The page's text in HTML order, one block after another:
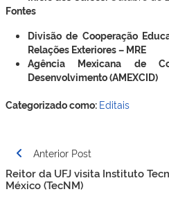
Fontes
Divisão de Cooperação
Relações Exteriores – MRE
Agência Mexicana de
Desenvolvimento (AMEXCID)
Categorizado como: Editais
Navegação
de
Post
Anterior Post
Reitor da UFJ visita Instituto
México (TecNM)